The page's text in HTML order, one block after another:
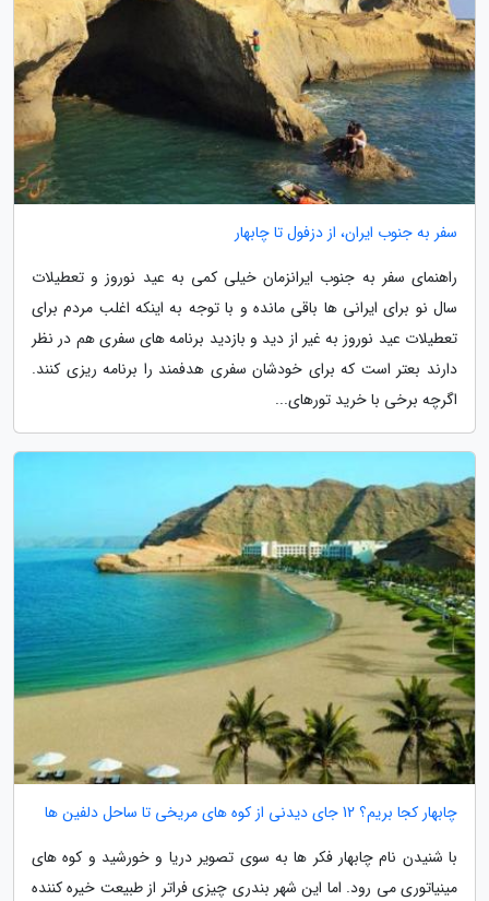
سفر به جنوب ایران، از دزفول تا چابهار
راهنمای سفر به جنوب ایرانزمان خیلی کمی به عید نوروز و تعطیلات
سال نو برای ایرانی ها باقی مانده و با توجه به اینکه اغلب مردم برای
تعطیلات عید نوروز به غیر از دید و بازدید برنامه های سفری هم در نظر
دارند بعتر است که برای خودشان سفری هدفمند را برنامه ریزی کنند.
اگرچه برخی با خرید تورهای...
چابهار کجا بریم؟ 12 جای دیدنی از کوه های مریخی تا ساحل دلفین ها
با شنیدن نام چابهار فکر ها به سوی تصویر دریا و خورشید و کوه های
مینیاتوری می رود. اما این شهر بندری چیزی فراتر از طبیعت خیره کننده